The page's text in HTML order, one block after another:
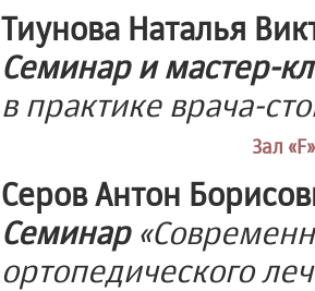
Тиунова Наталья
Семинар и мастер-
в практике врача-
Зал
Серов Антон
Семинар
ортопедического